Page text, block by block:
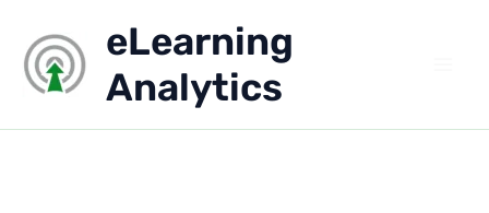
contenu
eLearning
Analytics